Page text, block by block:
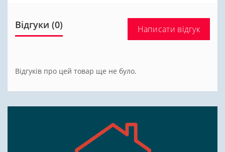
Відгуки (0) Написати відгук
Відгуків про цей товар ще не було.